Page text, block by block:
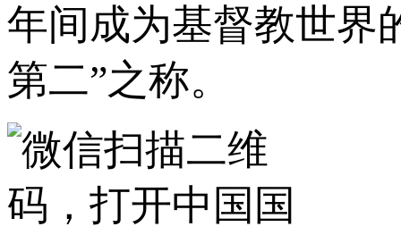
年间成为基督教世界
第二”之称。